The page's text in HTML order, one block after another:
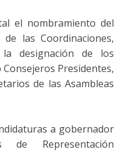
el nombramiento del
las Coordinaciones,
la designación de los
Presidentes,
de las Asambleas
a gobernador
Representación